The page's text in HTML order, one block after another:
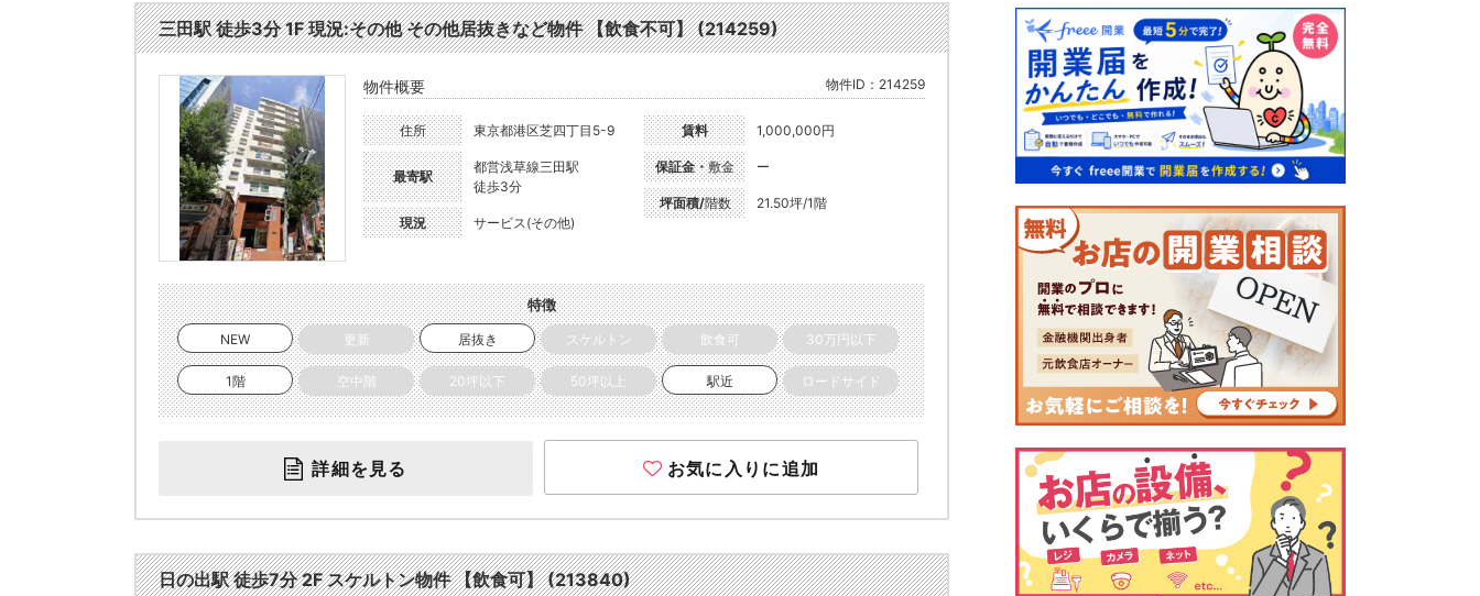
三田駅 徒歩3分 1F 現況:その他 その他居抜きなど物件 【飲食不可】 (214259)
物件概要 物件ID：214259
住所 東京都港区芝四丁目5-9
最寄駅
都営浅草線三田駅
徒歩3分
現況 サービス(その他)
賃料 1,000,000円
保証金・敷金 ー
坪面積/階数 21.50坪/1階
特徴
NEW 更新 居抜き スケルトン 飲食可 30万円以下
1階 空中階 20坪以下 50坪以上 駅近 ロードサイド
詳細を見る お気に入りに追加
日の出駅 徒歩7分 2F スケルトン物件 【飲食可】 (213840)